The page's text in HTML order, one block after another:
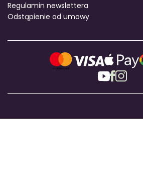
Regulamin newslettera
Odstąpienie od umowy